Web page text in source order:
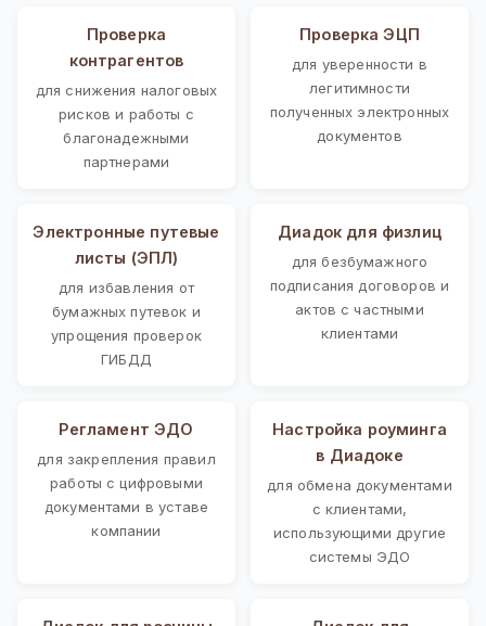
Проверка
контрагентов
для снижения налоговых
рисков и работы с
благонадежными
партнерами
Проверка ЭЦП
для уверенности в
легитимности
полученных электронных
документов
Электронные путевые
листы (ЭПЛ)
для избавления от
бумажных путевок и
упрощения проверок
ГИБДД
Диадок для физлиц
для безбумажного
подписания договоров и
актов с частными
клиентами
Регламент ЭДО
для закрепления правил
работы с цифровыми
документами в уставе
компании
Настройка роуминга
в Диадоке
для обмена документами
с клиентами,
использующими другие
системы ЭДО